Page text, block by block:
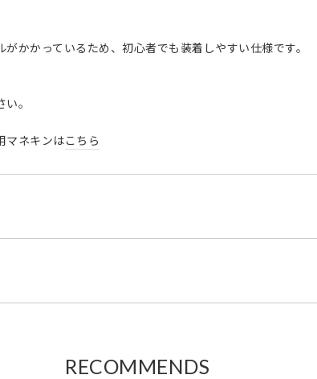
かかっているため、初心者でも装着しやすい仕様です。
。
マネキンはこちら
RECOMMENDS